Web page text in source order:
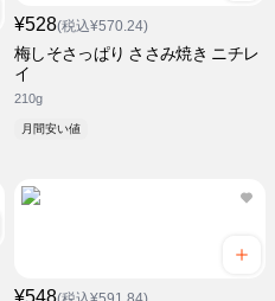
¥528(税込¥570.24)
梅しそさっぱり ささみ焼き ニチレ
イ
210g
月間安い値
¥548